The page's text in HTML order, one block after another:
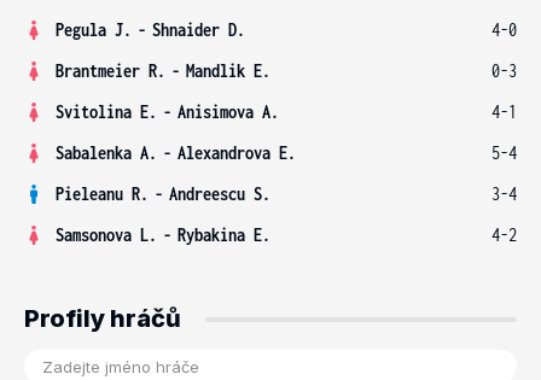
Pegula J. - Shnaider D.
4-0
Brantmeier R. - Mandlik E.
0-3
Svitolina E. - Anisimova A.
4-1
Sabalenka A. - Alexandrova E.
5-4
Pieleanu R. - Andreescu S.
3-4
Samsonova L. - Rybakina E. 4-2
Profily hráčů